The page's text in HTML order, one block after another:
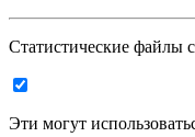
Статистические файлы
Эти могут